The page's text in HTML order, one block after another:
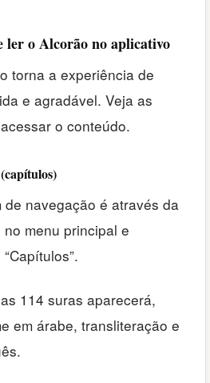
ler o Alcorão no aplicativo
torna a experiência de
e agradável. Veja as
o conteúdo.
de navegação é através da
menu principal e
114 suras aparecerá,
em árabe, transliteração e